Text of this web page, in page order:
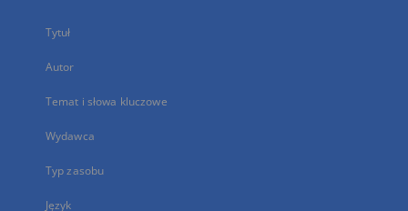
Tytuł
Autor
Temat i słowa kluczowe
Wydawca
Typ zasobu
Język